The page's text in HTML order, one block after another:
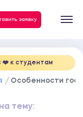
заявку
❤️ к студентам
Особенности
тему: